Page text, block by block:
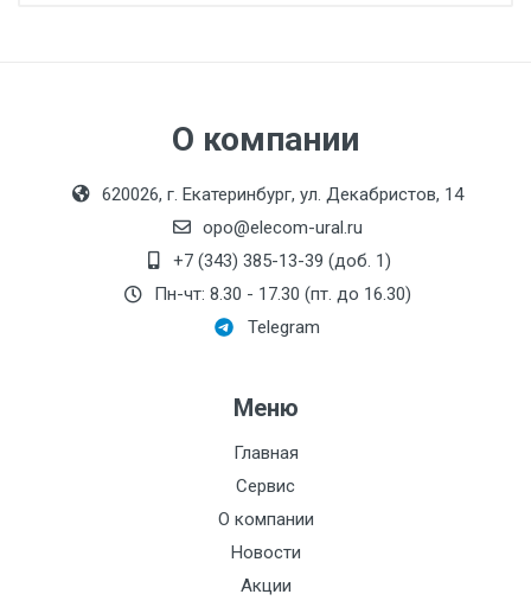
О компании
620026, г. Екатеринбург, ул. Декабристов, 14
opo@elecom-ural.ru
+7 (343) 385-13-39 (доб. 1)
Пн-чт: 8.30 - 17.30 (пт. до 16.30)
Telegram
Меню
Главная
Сервис
О компании
Новости
Акции